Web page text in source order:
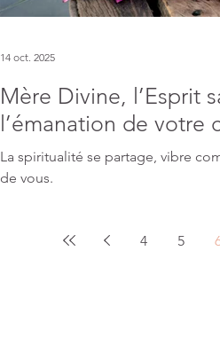
Mère Divine, l’Esprit
l’émanation de votre
La spiritualité se partage, vibre comme des pétales de lotus autour
de vous.
14 oct. 2025
4 5